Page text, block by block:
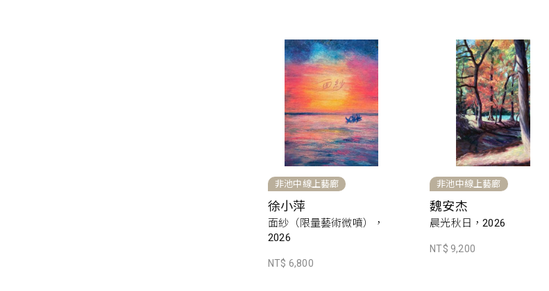
非池中線上藝廊
徐小萍
面紗（限量藝術微噴），
2026
NT$ 6,800
非池中線上藝廊
魏安杰
晨光秋日，2026
NT$ 9,200